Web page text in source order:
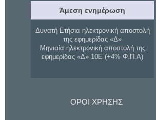
Άμεση ενημέρωση
Δυνατή Ετήσια ηλεκτρονική αποστολή
της εφημερίδας «Δ»
Μηνιαία ηλεκτρονική αποστολή της
εφημερίδας «Δ» 10Ε (+4% Φ.Π.Α)
ΟΡΟΙ ΧΡΗΣΗΣ